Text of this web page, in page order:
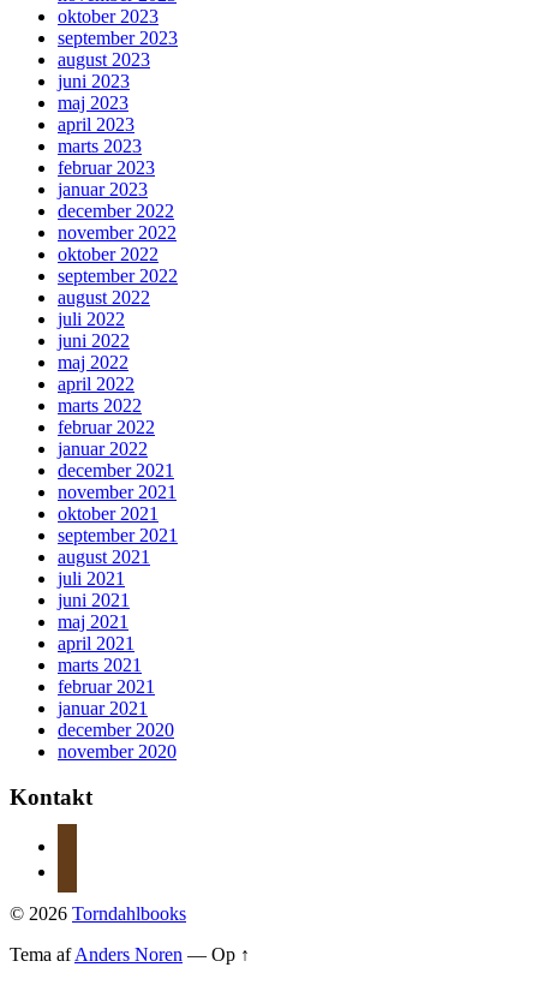
oktober 2023
september 2023
august 2023
juni 2023
maj 2023
april 2023
marts 2023
februar 2023
januar 2023
december 2022
november 2022
oktober 2022
september 2022
august 2022
juli 2022
juni 2022
maj 2022
april 2022
marts 2022
februar 2022
januar 2022
december 2021
november 2021
oktober 2021
september 2021
august 2021
juli 2021
juni 2021
maj 2021
april 2021
marts 2021
februar 2021
januar 2021
december 2020
november 2020
Kontakt
© 2026 Torndahlbooks
Tema afAnders Noren — Op ↑